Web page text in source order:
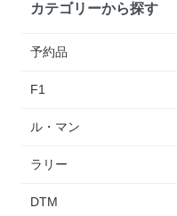
カテゴリーから探す
予約品
F1
ル・マン
ラリー
DTM